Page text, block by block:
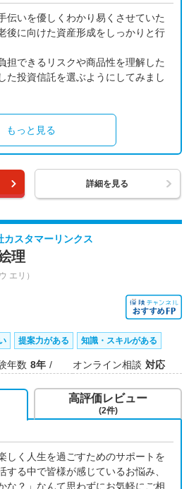
伝いを優しくわかり易くさせていた
後に向けた資産形成をしっかりと行
担できるリスクや商品性を理解した
た投資信託を選ぶようにしてみまし
もっと見る
詳細を見る
カスタマーリンクス
理
エリ）
提案力がある 知識・スキルがある
年数 8年 オンライン相談 対応
しく人生を過ごすためのサポートを
する中で皆様が感じているお悩み、
な？」なんて思わずにお気軽にご相
高評価レビュー
(2件)